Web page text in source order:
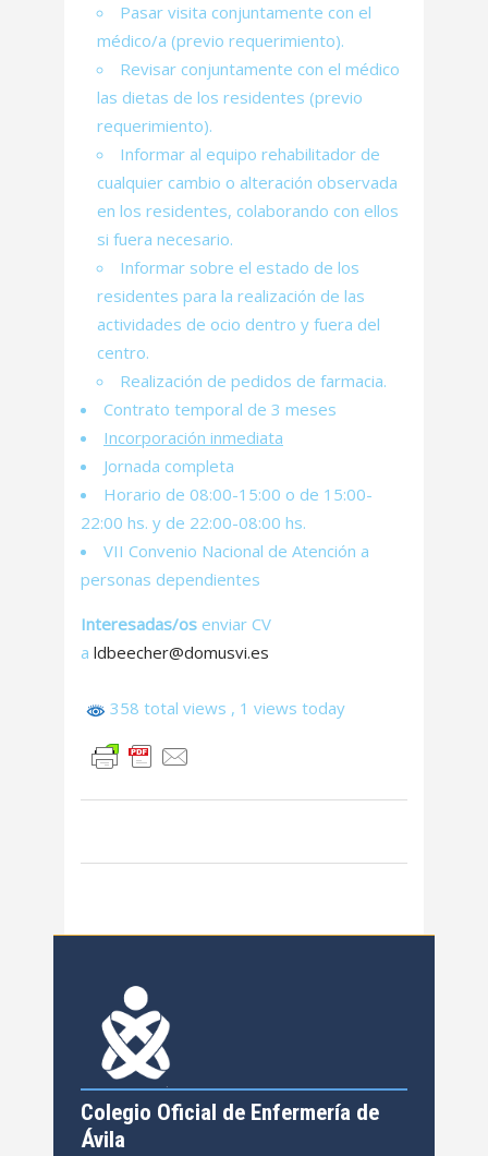
Pasar visita conjuntamente con el
médico/a (previo requerimiento).
Revisar conjuntamente con el médico
las dietas de los residentes (previo
requerimiento).
Informar al equipo rehabilitador de
cualquier cambio o alteración observada
en los residentes, colaborando con ellos
si fuera necesario.
Informar sobre el estado de los
residentes para la realización de las
actividades de ocio dentro y fuera del
centro.
Realización de pedidos de farmacia.
Contrato temporal de 3 meses
Incorporación inmediata
Jornada completa
Horario de 08:00-15:00 o de 15:00-
22:00 hs. y de 22:00-08:00 hs.
VII Convenio Nacional de Atención a
personas dependientes
Interesadas/os enviar CV
a ldbeecher@domusvi.es
358 total views , 1 views today
Colegio Oficial de Enfermería de
Ávila